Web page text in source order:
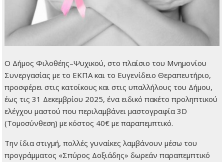
Ο Δήμος Φιλοθέης–Ψυχικού, στο πλαίσιο του Μνημονίου
Συνεργασίας με το ΕΚΠΑ και το Ευγενίδειο Θεραπευτήριο,
προσφέρει στις κατοίκους και στις υπαλλήλους του Δήμου,
έως τις 31 Δεκεμβρίου 2025, ένα ειδικό πακέτο προληπτικού
ελέγχου μαστού που περιλαμβάνει μαστογραφία 3D
(Τομοσύνθεση) με κόστος 40€ με παραπεμπτικό.
Την ίδια στιγμή, πολλές γυναίκες λαμβάνουν μέσω του
προγράμματος «Σπύρος Δοξιάδης» δωρεάν παραπεμπτικό